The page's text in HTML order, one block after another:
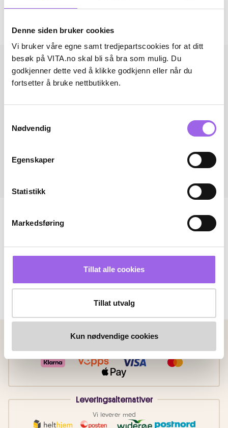
Denne siden bruker cookies
Vi bruker våre egne samt tredjepartscookies for at ditt
besøk på VITA.no skal bli så bra som mulig. Du
godkjenner dette ved å klikke godkjenn eller når du
fortsetter å bruke nettbutikken.
Nødvendig
Egenskaper
Statistikk
Markedsføring
Tillat alle cookies
Tillat utvalg
Kun nødvendige cookies
Omtaler
Andre har også kjøpt..
Betalingsmetoder
FakturaVippsKortbetaling
Leveringsalternativer
Vi leverer med